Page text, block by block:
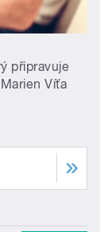
připravuje
Víťa